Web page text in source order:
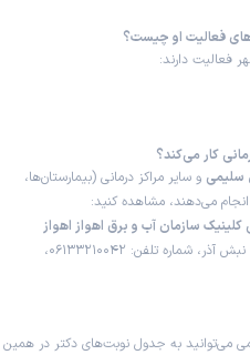
فعالیت او چیست؟
کار می‌کند؟
سلیمی و سایر مراکز درمانی (بیمارستان‌ها،
می‌دهند، مشاهده کنید:
سازمان آب و برق اهواز اهواز
اهواز ، بلوار گلستان ، خیابان فروردین ، نبش آذر، شماره تلفن: 06133210042،
می‌توانید به جدول نوبت‌های دکتر در همین